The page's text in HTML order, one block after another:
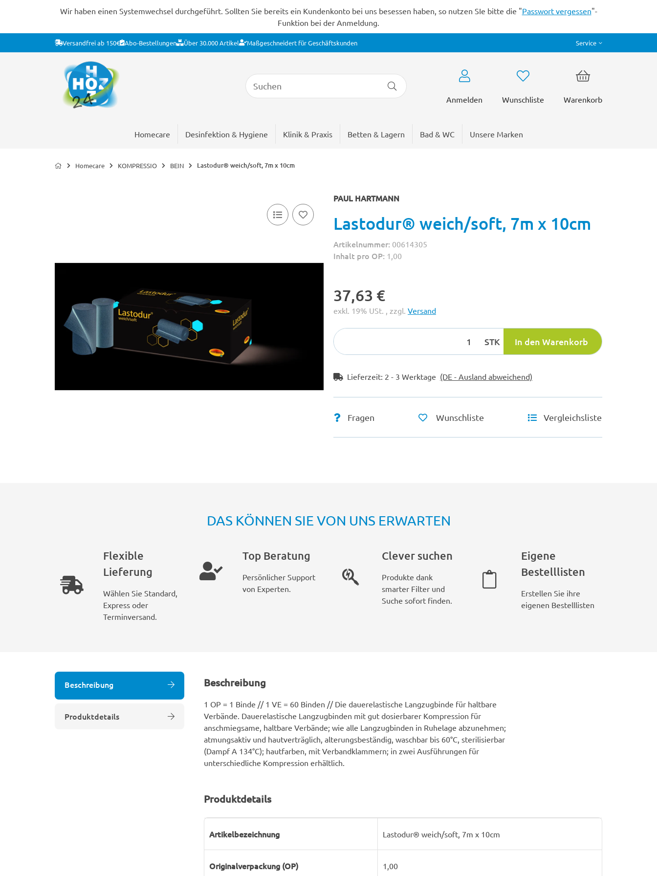
Wir haben einen Systemwechsel durchgeführt. Sollten Sie bereits ein Kundenkonto bei uns besessen haben, so nutzen SIe bitte die "Passwort vergessen"-
Funktion bei der Anmeldung.
Versandfrei ab 150€ Abo-Bestellungen Über 30.000 Artikel Maßgeschneidert für Geschäftskunden Service
Anmelden Wunschliste Warenkorb
Homecare Desinfektion & Hygiene Klinik & Praxis Betten & Lagern Bad & WC Unsere Marken
Homecare KOMPRESSIO BEIN Lastodur® weich/soft, 7m x 10cm
PAUL HARTMANN
Lastodur® weich/soft, 7m x 10cm
Artikelnummer: 00614305
Inhalt pro OP: 1,00
37,63 €
exkl. 19% USt. , zzgl. Versand
STK In den Warenkorb
Lieferzeit: 2 - 3 Werktage (DE - Ausland abweichend)
Fragen Wunschliste Vergleichsliste
DAS KÖNNEN SIE VON UNS ERWARTEN
Flexible
Lieferung
Wählen Sie Standard,
Express oder
Terminversand.
Top Beratung
Persönlicher Support
von Experten.
Clever suchen
Produkte dank
smarter Filter und
Suche sofort finden.
Eigene
Bestelllisten
Erstellen Sie ihre
eigenen Bestelllisten
Beschreibung
Produktdetails
Beschreibung
1 OP = 1 Binde // 1 VE = 60 Binden // Die dauerelastische Langzugbinde für haltbare
Verbände. Dauerelastische Langzugbinden mit gut dosierbarer Kompression für
anschmiegsame, haltbare Verbände; wie alle Langzugbinden in Ruhelage abzunehmen;
atmungsaktiv und hautverträglich, alterungsbeständig, waschbar bis 60°C, sterilisierbar
(Dampf A 134°C); hautfarben, mit Verbandklammern; in zwei Ausführungen für
unterschiedliche Kompression erhältlich.
Produktdetails
Artikelbezeichnung Lastodur® weich/soft, 7m x 10cm
Originalverpackung (OP) 1,00